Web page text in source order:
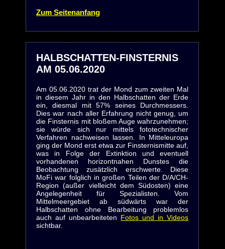
Zum Seitenanfang
HALBSCHATTEN-FINSTERNIS
AM 05.06.2020
Am 05.06.2020 trat der Mond zum zweiten Mal
in diesem Jahr in den Halbschatten der Erde
ein, diesmal mit 57% seines Durchmessers.
Dies war nach aller Erfahrung nicht genug, um
die Finsternis mit bloßem Auge wahrzunehmen;
sie würde sich nur mittels fototechnischer
Verfahren nachweisen lassen. In Mitteleuropa
ging der Mond erst etwa zur Finsternismitte auf,
was in Folge der Extinktion und eventuell
vorhandenen horizontnahen Dunstes die
Beobachtung zusätzlich erschwerte. Diese
MoFi war folglich in großen Teilen der D/A/CH-
Region (außer vielleicht dem Südosten) eine
Angelegenheit für Spezialisten. Vom
Mittelmeergebiet ab südwärts war der
Halbschatten ohne Bearbeitung problemlos
auch auf unbearbeiteten Fotos und in Videos
sichtbar.